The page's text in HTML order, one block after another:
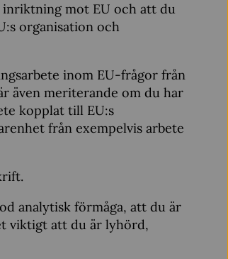
mot EU och att du
organisation och
inom EU-frågor från
även meriterande om du har
kopplat till EU:s
från exempelvis arbete
analytisk förmåga, att du är
viktigt att du är lyhörd,